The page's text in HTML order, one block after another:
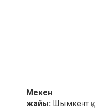
Мекен
жайы: Шымкент қ.,